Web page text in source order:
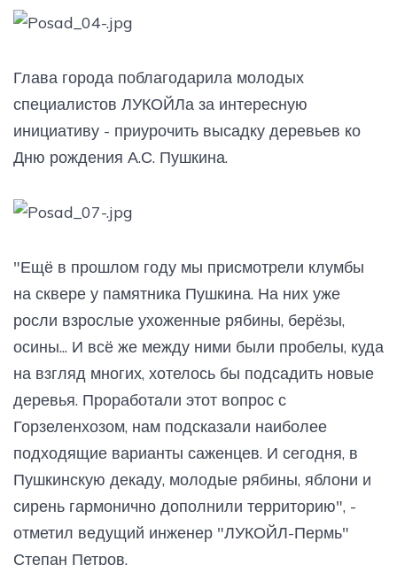
Глава города поблагодарила молодых
специалистов ЛУКОЙЛа за интересную
инициативу - приурочить высадку деревьев ко
Дню рождения А.С. Пушкина.
"Ещё в прошлом году мы присмотрели клумбы
на сквере у памятника Пушкина. На них уже
росли взрослые ухоженные рябины, берёзы,
осины... И всё же между ними были пробелы, куда
на взгляд многих, хотелось бы подсадить новые
деревья. Проработали этот вопрос с
Горзеленхозом, нам подсказали наиболее
подходящие варианты саженцев. И сегодня, в
Пушкинскую декаду, молодые рябины, яблони и
сирень гармонично дополнили территорию", -
отметил ведущий инженер "ЛУКОЙЛ-Пермь"
Степан Петров.